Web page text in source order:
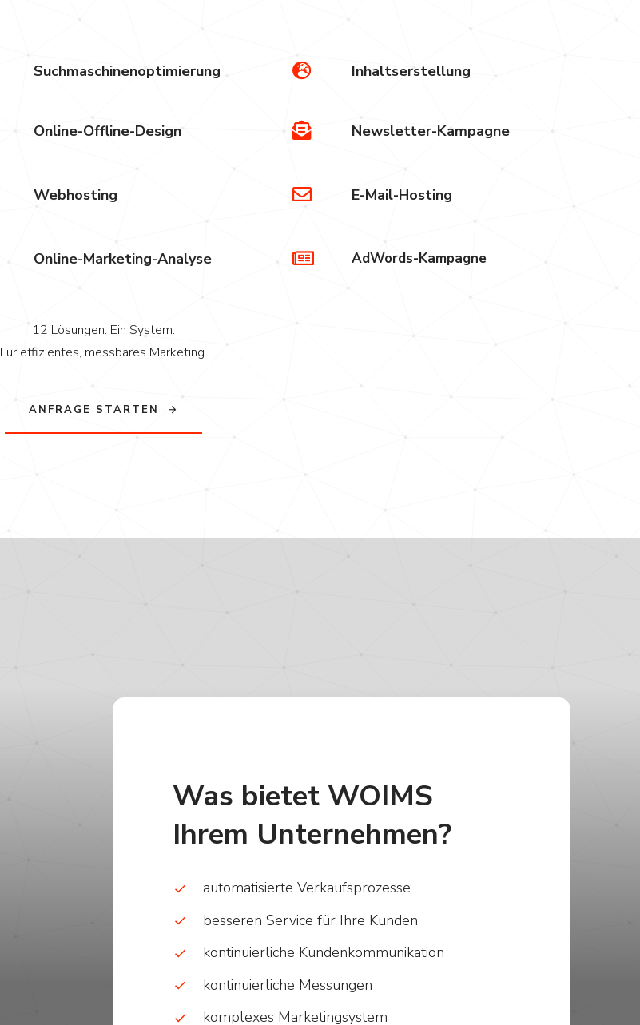
Suchmaschinenoptimierung Inhaltserstellung
Online-Offline-Design Newsletter-Kampagne
Webhosting E-Mail-Hosting
Online-Marketing-Analyse AdWords-Kampagne
12 Lösungen. Ein System.
Für effizientes, messbares Marketing.
ANFRAGE STARTEN
Was bietet WOIMS
Ihrem Unternehmen?
automatisierte Verkaufsprozesse
besseren Service für Ihre Kunden
kontinuierliche Kundenkommunikation
kontinuierliche Messungen
komplexes Marketingsystem